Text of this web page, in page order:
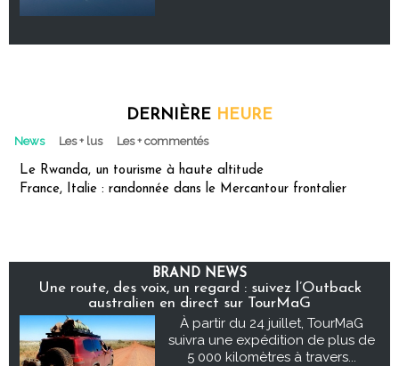
DERNIÈRE HEURE
News Les + lus Les + commentés
Le Rwanda, un tourisme à haute altitude
France, Italie : randonnée dans le Mercantour frontalier
BRAND NEWS
Une route, des voix, un regard : suivez l’Outback
australien en direct sur TourMaG
À partir du 24 juillet, TourMaG
suivra une expédition de plus de
5 000 kilomètres à travers...